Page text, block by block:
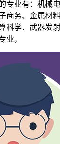
专业有：机械
商务、金属材
科学、武器发
业。